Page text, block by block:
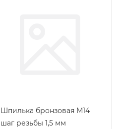
Шпилька бронзовая М14
шаг резьбы 1,5 мм